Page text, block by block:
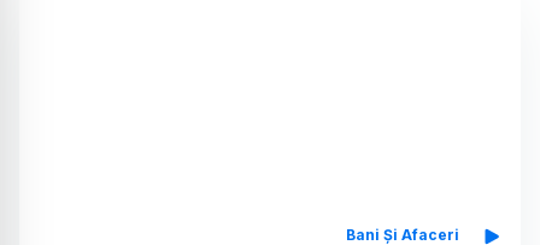
Bani Și Afaceri